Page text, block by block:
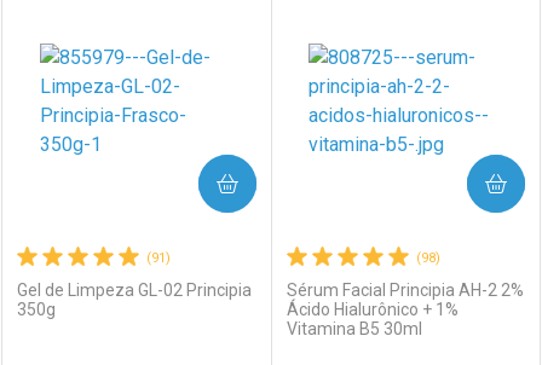
Laboratório
Por Menos Laboratório
Por Menos
(91)
Gel de Limpeza GL-02 Principia
350g
COMPRAR
(98)
Sérum Facial Principia AH-2 2%
Ácido Hialurônico + 1%
Vitamina B5 30ml
COMPRAR